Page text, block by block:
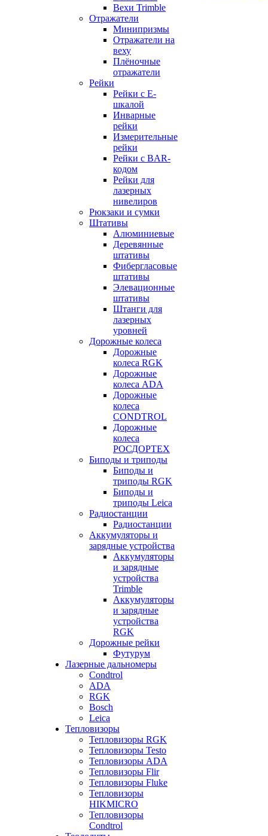
Вехи Trimble
Отражатели
Минипризмы
Отражатели на
веху
Плёночные
отражатели
Рейки
Рейки с E-
шкалой
Инварные
рейки
Измерительные
рейки
Рейки с BAR-
кодом
Рейки для
лазерных
нивелиров
Рюкзаки и сумки
Штативы
Алюминиевые
Деревянные
штативы
Фибергласовые
штативы
Элевационные
штативы
Штанги для
лазерных
уровней
Дорожные колеса
Дорожные
колеса RGK
Дорожные
колеса ADA
Дорожные
колеса
CONDTROL
Дорожные
колеса
РОСДОРТЕХ
Биподы и триподы
Биподы и
триподы RGK
Биподы и
триподы Leica
Радиостанции
Радиостанции
Аккумуляторы и
зарядные устройства
Аккумуляторы
и зарядные
устройства
Trimble
Аккумуляторы
и зарядные
устройства
RGK
Дорожные рейки
Футурум
Лазерные дальномеры
Condtrol
ADA
RGK
Bosch
Leica
Тепловизоры
Тепловизоры RGK
Тепловизоры Testo
Тепловизоры ADA
Тепловизоры Flir
Тепловизоры Fluke
Тепловизоры
HIKMICRO
Тепловизоры
Condtrol